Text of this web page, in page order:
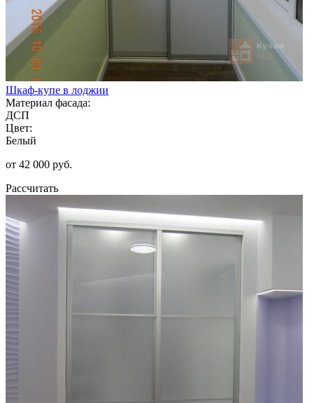
Шкаф-купе в лоджии
Материал фасада:
ДСП
Цвет:
Белый
от 42 000 руб.
Рассчитать